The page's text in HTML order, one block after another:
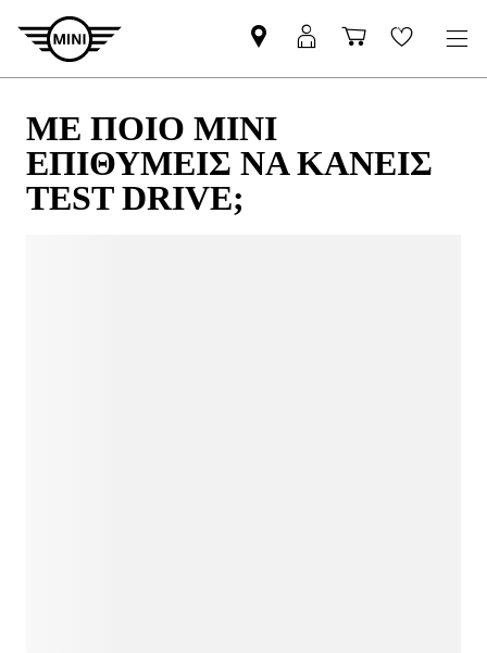
MΕ ΠΟΙΟ ΜΙΝΙ
ΕΠΙΘΥΜΕΙΣ ΝΑ ΚΑΝΕΙΣ
TEST DRIVE;